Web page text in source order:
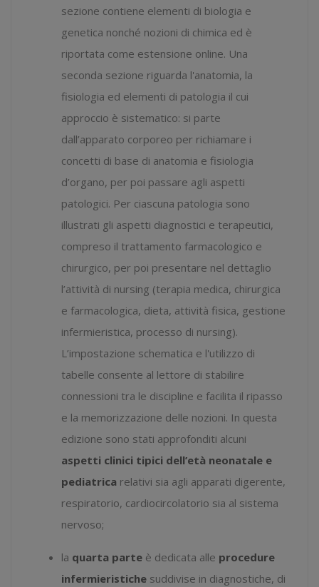
sezione contiene elementi di biologia e
genetica nonché nozioni di chimica ed è
riportata come estensione online. Una
seconda sezione riguarda l'anatomia, la
fisiologia ed elementi di patologia il cui
approccio è sistematico: si parte
dall’apparato corporeo per richiamare i
concetti di base di anatomia e fisiologia
d’organo, per poi passare agli aspetti
patologici. Per ciascuna patologia sono
illustrati gli aspetti diagnostici e terapeutici,
compreso il trattamento farmacologico e
chirurgico, per poi presentare nel dettaglio
l’attività di nursing (terapia medica, chirurgica
e farmacologica, dieta, attività fisica, gestione
infermieristica, processo di nursing).
L’impostazione schematica e l'utilizzo di
tabelle consente al lettore di stabilire
connessioni tra le discipline e facilita il ripasso
e la memorizzazione delle nozioni. In questa
edizione sono stati approfonditi alcuni
aspetti clinici tipici dell’età neonatale e
pediatrica relativi sia agli apparati digerente,
respiratorio, cardiocircolatorio sia al sistema
nervoso;
la quarta parte è dedicata alle procedure
infermieristiche suddivise in diagnostiche, di